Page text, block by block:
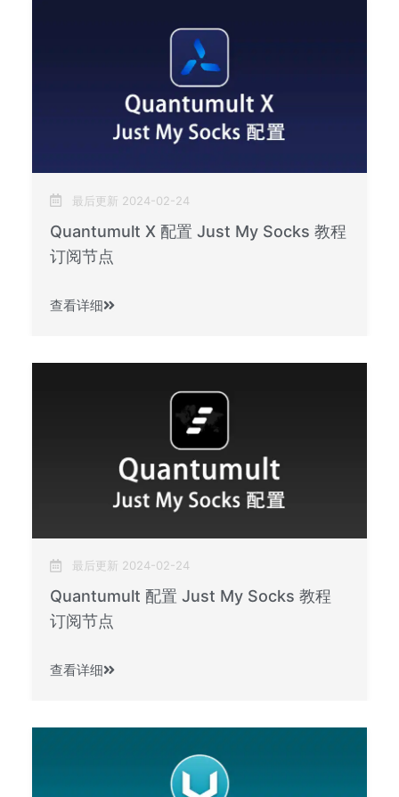
最后更新 2024-02-24
Quantumult X 配置 Just My Socks 教程
订阅节点
查看详细
最后更新 2024-02-24
Quantumult 配置 Just My Socks 教程
订阅节点
查看详细